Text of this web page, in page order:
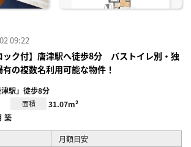
09:22
ック付】唐津駅へ徒歩8分 バストイレ別・独
の複数名利用可能な物件！
駅」徒歩8分
面積 31.07m²
築
月額目安